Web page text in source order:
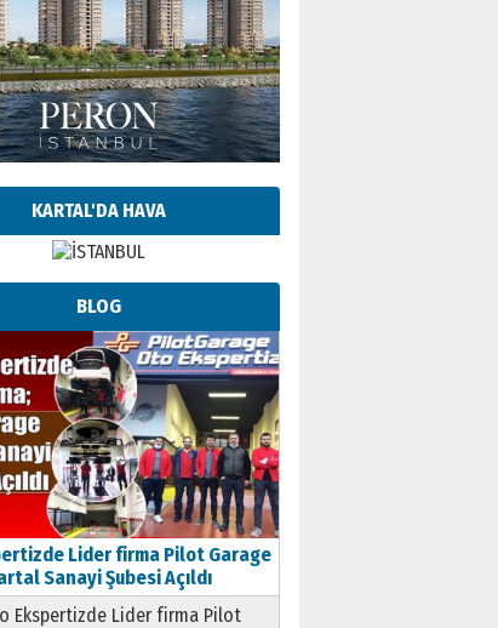
KARTAL'DA HAVA
BLOG
Lider firma Pilot Garage
Sanayi Şubesi Açıldı
Ekspertizde Lider firma Pilot